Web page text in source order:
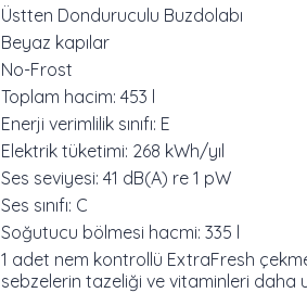
Üstten Donduruculu Buzdolabı
Beyaz kapılar
No-Frost
Toplam hacim: 453 l
Enerji verimlilik sınıfı: E
Elektrik tüketimi: 268 kWh/yıl
Ses seviyesi: 41 dB(A) re 1 pW
Ses sınıfı: C
Soğutucu bölmesi hacmi: 335 l
1 adet nem kontrollü ExtraFresh
sebzelerin tazeliği ve vitaminleri daha